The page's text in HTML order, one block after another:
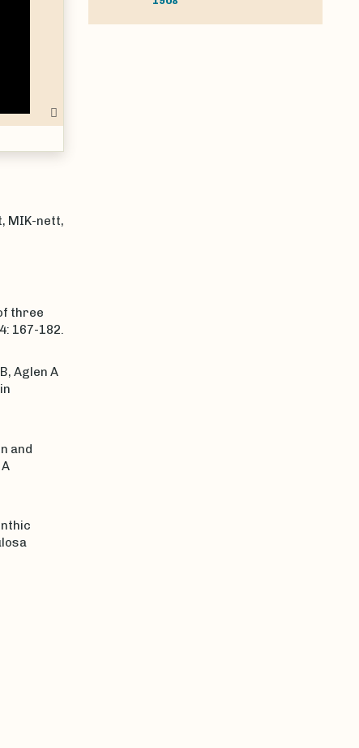
MIK-nett,
three
167-182.
Aglen A
and